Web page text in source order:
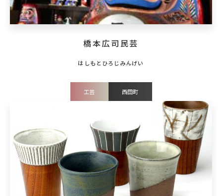
橋本広司民芸
工芸 西田町